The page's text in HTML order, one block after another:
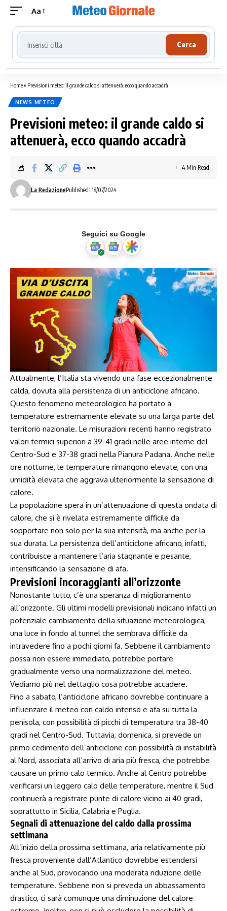
Aa
Cerca località meteo
Cerca
Home» Previsioni meteo: il grande caldo si attenuerà, ecco quando accadrà
NEWS METEO
Previsioni meteo: il grande caldo si
attenuerà, ecco quando accadrà
La RedazionePublished: 18/07/2024
4 Min Read
Seguici su Google
Attualmente, l’Italia sta vivendo una fase eccezionalmente
calda, dovuta alla persistenza di un anticiclone africano.
Questo fenomeno meteorologico ha portato a
temperature estremamente elevate su una larga parte del
territorio nazionale. Le misurazioni recenti hanno registrato
valori termici superiori a 39-41 gradi nelle aree interne del
Centro-Sud e 37-38 gradi nella Pianura Padana. Anche nelle
ore notturne, le temperature rimangono elevate, con una
umidità elevata che aggrava ulteriormente la sensazione di
calore.
La popolazione spera in un’attenuazione di questa ondata di
calore, che si è rivelata estremamente difficile da
sopportare non solo per la sua intensità, ma anche per la
sua durata. La persistenza dell’anticiclone africano, infatti,
contribuisce a mantenere l’aria stagnante e pesante,
intensificando la sensazione di afa.
Previsioni incoraggianti all’orizzonte
Nonostante tutto, c’è una speranza di miglioramento
all’orizzonte. Gli ultimi modelli previsionali indicano infatti un
potenziale cambiamento della situazione meteorologica,
una luce in fondo al tunnel che sembrava difficile da
intravedere fino a pochi giorni fa. Sebbene il cambiamento
possa non essere immediato, potrebbe portare
gradualmente verso una normalizzazione del meteo.
Vediamo più nel dettaglio cosa potrebbe accadere.
Fino a sabato, l’anticiclone africano dovrebbe continuare a
influenzare il meteo con caldo intenso e afa su tutta la
penisola, con possibilità di picchi di temperatura tra 38-40
gradi nel Centro-Sud. Tuttavia, domenica, si prevede un
primo cedimento dell’anticiclone con possibilità di instabilità
al Nord, associata all’arrivo di aria più fresca, che potrebbe
causare un primo calo termico. Anche al Centro potrebbe
verificarsi un leggero calo delle temperature, mentre il Sud
continuerà a registrare punte di calore vicino ai 40 gradi,
soprattutto in Sicilia, Calabria e Puglia.
Segnali di attenuazione del caldo dalla prossima
settimana
All’inizio della prossima settimana, aria relativamente più
fresca proveniente dall’Atlantico dovrebbe estendersi
anche al Sud, provocando una moderata riduzione delle
temperature. Sebbene non si preveda un abbassamento
drastico, ci sarà comunque una diminuzione del calore